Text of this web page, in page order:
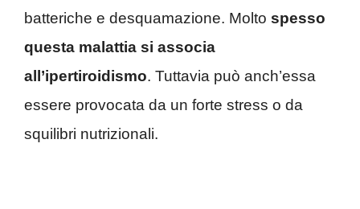
batteriche e desquamazione. Molto spesso
questa malattia si associa
all’ipertiroidismo. Tuttavia può anch’essa
essere provocata da un forte stress o da
squilibri nutrizionali.